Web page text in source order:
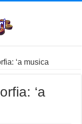
‘a musica
‘a